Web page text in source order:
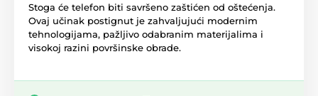
Stoga će telefon biti savršeno zaštićen od oštećenja.
Ovaj učinak postignut je zahvaljujući modernim
tehnologijama, pažljivo odabranim materijalima i
visokoj razini površinske obrade.